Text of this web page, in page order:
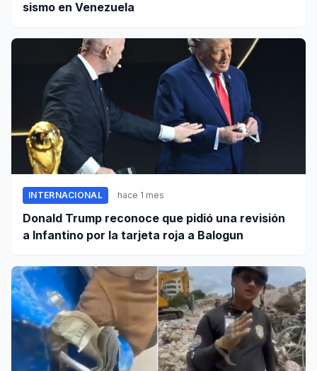
sismo en Venezuela
INTERNACIONAL hace 1 mes
Donald Trump reconoce que pidió una revisión
a Infantino por la tarjeta roja a Balogun